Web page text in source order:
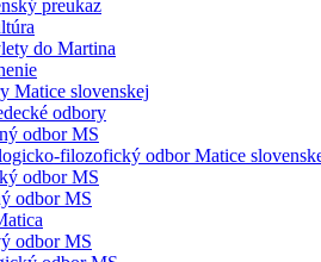
preukaz
do Martina
Matice slovenskej
odbory
odbor MS
filozofický odbor Matice
odbor MS
odbor MS
odbor MS